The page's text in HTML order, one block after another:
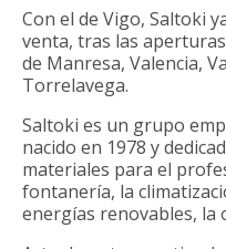
Con el de Vigo, Saltoki
venta, tras las
de Manresa, Valencia,
Torrelavega.
Saltoki es un grupo
nacido en 1978 y
materiales para el
fontanería, la
energías renovables, la